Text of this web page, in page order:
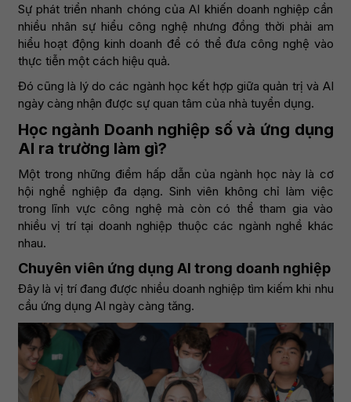
Sự phát triển nhanh chóng của AI khiến doanh nghiệp cần
nhiều nhân sự hiểu công nghệ nhưng đồng thời phải am
hiểu hoạt động kinh doanh để có thể đưa công nghệ vào
thực tiễn một cách hiệu quả.
Đó cũng là lý do các ngành học kết hợp giữa quản trị và AI
ngày càng nhận được sự quan tâm của nhà tuyển dụng.
Học ngành Doanh nghiệp số và ứng dụng
AI ra trường làm gì?
Một trong những điểm hấp dẫn của ngành học này là cơ
hội nghề nghiệp đa dạng. Sinh viên không chỉ làm việc
trong lĩnh vực công nghệ mà còn có thể tham gia vào
nhiều vị trí tại doanh nghiệp thuộc các ngành nghề khác
nhau.
Chuyên viên ứng dụng AI trong doanh nghiệp
Đây là vị trí đang được nhiều doanh nghiệp tìm kiếm khi nhu
cầu ứng dụng AI ngày càng tăng.